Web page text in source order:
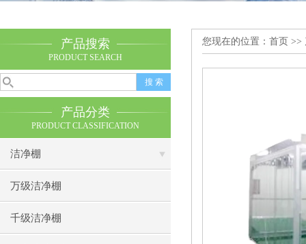
产品搜索
PRODUCT SEARCH
产品分类
PRODUCT CLASSIFICATION
洁净棚
万级洁净棚
千级洁净棚
您现在的位置： 首页 >>